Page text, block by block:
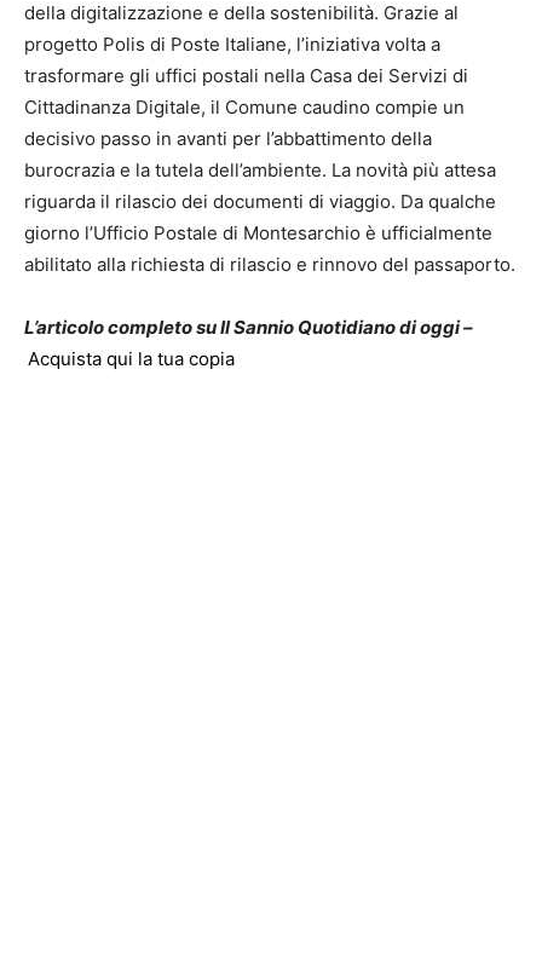
della digitalizzazione e della sostenibilità. Grazie al
progetto Polis di Poste Italiane, l’iniziativa volta a
trasformare gli uffici postali nella Casa dei Servizi di
Cittadinanza Digitale, il Comune caudino compie un
decisivo passo in avanti per l’abbattimento della
burocrazia e la tutela dell’ambiente. La novità più attesa
riguarda il rilascio dei documenti di viaggio. Da qualche
giorno l’Ufficio Postale di Montesarchio è ufficialmente
abilitato alla richiesta di rilascio e rinnovo del passaporto.
L’articolo completo su Il Sannio Quotidiano di oggi –
Acquista qui la tua copia